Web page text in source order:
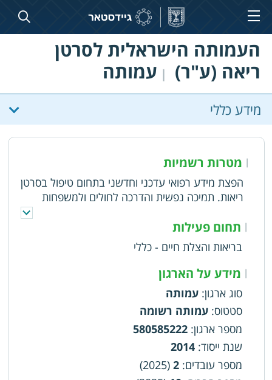
העמותה הישראלית לסרטן
ריאה (ע"ר)
| עמותה
מידע כללי
| מטרות רשמיות
הפצת מידע רפואי עדכני וחדשני בתחום טיפול בסרטן
ריאות. תמיכה נפשית והדרכה לחולים ולמשפחות
חקר סרטן ריאות. עידוד תוכניות לאבחון מוקדם של
סרטן ריאות. פעילות להרחבת סל הבריאות לחולים
בסיכון ולאלו הסובלים או מחלימים מסרטן ריאה. קידום
הפעילות בציבורית כנגד קונצרן הטבק להגבלת
העישון ולהורדת מספר המעשנים בישראל
| תחום פעילות
בריאות והצלת חיים - כללי
| מידע על הארגון
סוג ארגון: עמותה
סטטוס: עמותה רשומה
מספר ארגון:
580585222
שנת ייסוד:
2014
מספר עובדים:
2
(2025)